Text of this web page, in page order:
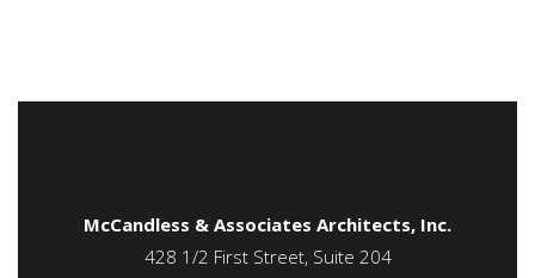
McCandless & Associates Architects, Inc.
428 1/2 First Street, Suite 204